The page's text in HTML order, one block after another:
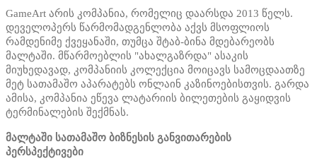
GameArt არის კომპანია, რომელიც დაარსდა 2013 წელს.
დეველოპერს წარმომადგენლობა აქვს მსოფლიოს
რამდენიმე ქვეყანაში, თუმცა შტაბ-ბინა მდებარეობს
მალტაში. მწარმოებლის "ახალგაზრდა" ასაკის
მიუხედავად, კომპანიის კოლექცია მოიცავს სამოცდაათზე
მეტ სათამაშო აპარატებს ონლაინ კაზინოებისთვის. გარდა
ამისა, კომპანია ეწევა ლატარიის ბილეთების გაყიდვის
ტერმინალების შექმნას.
მალტაში სათამაშო ბიზნესის განვითარების
პერსპექტივები